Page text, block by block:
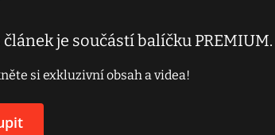
je součástí balíčku PREMIUM.
si exkluzivní obsah a videa!